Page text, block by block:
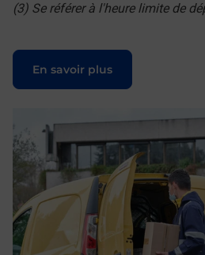
(3) Se référer à l'heure limite de
En savoir plus
Le lien s'ouvre dans un nouvel